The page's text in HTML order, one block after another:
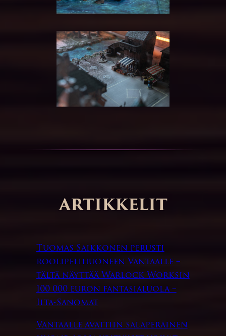
ARTIKKELIT
Tuomas Saikkonen perusti
roolipelihuoneen Vantaalle –
tältä näyttää Warlock Worksin
100 000 euron fantasialuola –
Ilta-Sanomat
Vantaalle avattiin salaperäinen